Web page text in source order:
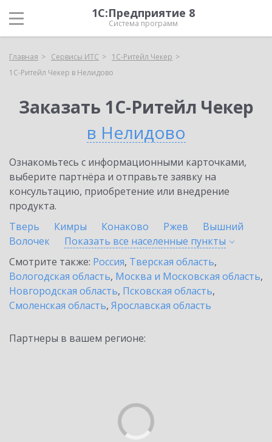
1С:Предприятие 8
Система программ
Главная Сервисы ИТС
1C-Ритейл Чекер
1C-Ритейл Чекер в Нелидово
Заказать 1C-Ритейл Чекер
в Нелидово
Ознакомьтесь с информационными карточками,
выберите партнёра и отправьте заявку на
консультацию, приобретение или внедрение
продукта.
Тверь
Кимры Конаково Ржев
Вышний
Волочек
Показать все населенные пункты
Смотрите также: Россия, Тверская область,
Вологодская область, Москва и Московская область,
Новгородская область, Псковская область,
Смоленская область, Ярославская область
Партнеры в вашем регионе: